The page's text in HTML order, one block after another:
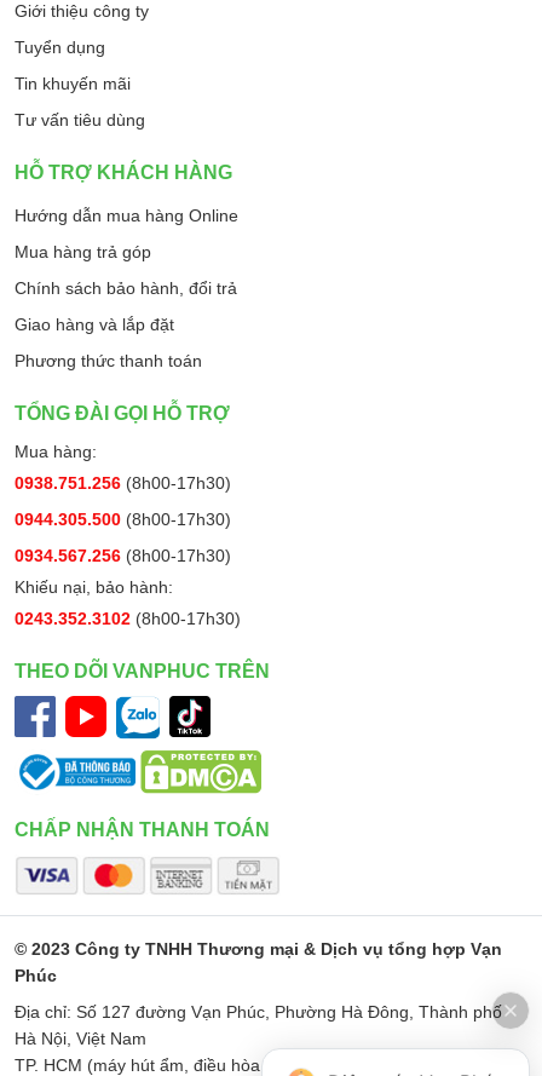
Giới thiệu công ty
Tuyển dụng
Tin khuyến mãi
Tư vấn tiêu dùng
HỖ TRỢ KHÁCH HÀNG
Hướng dẫn mua hàng Online
Mua hàng trả góp
Chính sách bảo hành, đổi trả
Giao hàng và lắp đặt
Phương thức thanh toán
TỔNG ĐÀI GỌI HỖ TRỢ
Mua hàng:
0938.751.256 (8h00-17h30)
0944.305.500 (8h00-17h30)
0934.567.256 (8h00-17h30)
Khiếu nại, bảo hành:
0243.352.3102 (8h00-17h30)
THEO DÕI VANPHUC TRÊN
CHẤP NHẬN THANH TOÁN
© 2023 Công ty TNHH Thương mại & Dịch vụ tổng hợp Vạn
Phúc
Địa chỉ: Số 127 đường Vạn Phúc, Phường Hà Đông, Thành phố
Hà Nội, Việt Nam
TP. HCM (máy hút ẩm, điều hòa di động): Số 187 Đường Minh